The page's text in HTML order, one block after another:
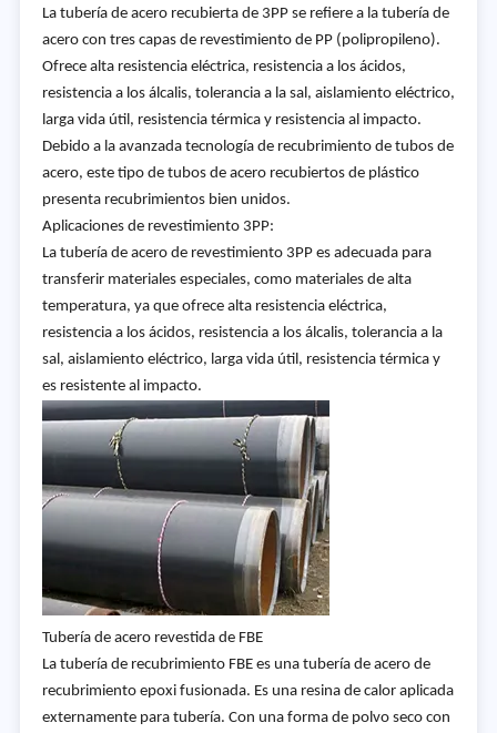
La tubería de acero recubierta de 3PP se refiere a la tubería de
acero con tres capas de revestimiento de PP (polipropileno).
Ofrece alta resistencia eléctrica, resistencia a los ácidos,
resistencia a los álcalis, tolerancia a la sal, aislamiento eléctrico,
larga vida útil, resistencia térmica y resistencia al impacto.
Debido a la avanzada tecnología de recubrimiento de tubos de
acero, este tipo de tubos de acero recubiertos de plástico
presenta recubrimientos bien unidos.
Aplicaciones de revestimiento 3PP:
La tubería de acero de revestimiento 3PP es adecuada para
transferir materiales especiales, como materiales de alta
temperatura, ya que ofrece alta resistencia eléctrica,
resistencia a los ácidos, resistencia a los álcalis, tolerancia a la
sal, aislamiento eléctrico, larga vida útil, resistencia térmica y
es resistente al impacto.
Tubería de acero revestida de FBE
La tubería de recubrimiento FBE es una tubería de acero de
recubrimiento epoxi fusionada. Es una resina de calor aplicada
externamente para tubería. Con una forma de polvo seco con